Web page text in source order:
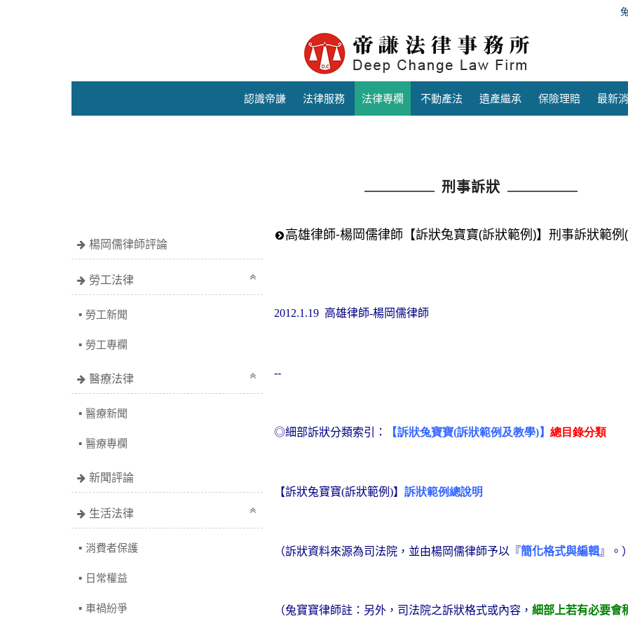
認識帝謙 法律服務 法律專欄 不動產法 遺產繼承 保險理賠 最新
刑事訴狀
楊岡儒律師評論
勞工法律
勞工新聞
勞工專欄
醫療法律
醫療新聞
醫療專欄
新聞評論
生活法律
消費者保護
日常權益
車禍紛爭
高雄律師-楊岡儒律師【訴狀兔寶寶(訴狀範例)】刑事訴狀範
2012.1.19 高雄律師-楊岡儒律師
--
◎細部訴狀分類索引： 【訴狀兔寶寶(訴狀範例及教學)】總目錄分類
【訴狀兔寶寶(訴狀範例)】訴狀範例總說明
（訴狀資料來源為司法院，並由楊岡儒律師予以『簡化格式與編輯』。）
（兔寶寶律師註：另外， 司法院之訴狀格式或內容，細部上若有必要會